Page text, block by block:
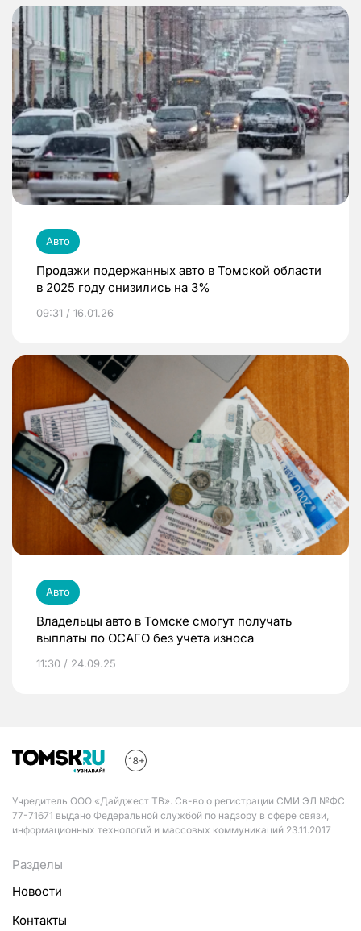
Авто
Продажи подержанных авто в Томской области
в 2025 году снизились на 3%
09:31 / 16.01.26
Авто
Владельцы авто в Томске смогут получать
выплаты по ОСАГО без учета износа
11:30 / 24.09.25
Учредитель ООО «Дайджест ТВ». Св-во о регистрации СМИ ЭЛ №ФС
77-71671 выдано Федеральной службой по надзору в сфере связи,
информационных технологий и массовых коммуникаций 23.11.2017
Разделы
Новости
Контакты